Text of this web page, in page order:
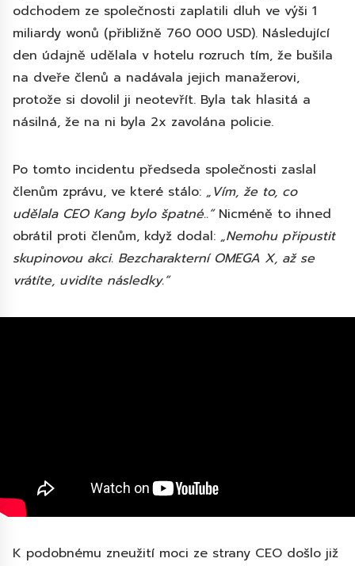
odchodem ze společnosti zaplatili dluh ve výši 1
miliardy wonů (přibližně 760 000 USD). Následující
den údajně udělala v hotelu rozruch tím, že bušila
na dveře členů a nadávala jejich manažerovi,
protože si dovolil ji neotevřít. Byla tak hlasitá a
násilná, že na ni byla 2x zavolána policie.
Po tomto incidentu předseda společnosti zaslal
členům zprávu, ve které stálo: „Vím, že to, co
udělala CEO Kang bylo špatné..“Nicméně to ihned
obrátil proti členům, když dodal: „Nemohu připustit
skupinovou akci. Bezcharakterní OMEGA X, až se
vrátíte, uvidíte následky.“
K podobnému zneužití moci ze strany CEO došlo již